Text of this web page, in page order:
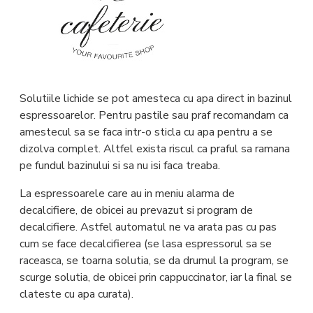
Solutiile lichide se pot amesteca cu apa direct in bazinul
espressoarelor. Pentru pastile sau praf recomandam ca
amestecul sa se faca intr-o sticla cu apa pentru a se
dizolva complet. Altfel exista riscul ca praful sa ramana
pe fundul bazinului si sa nu isi faca treaba.
La espressoarele care au in meniu alarma de
decalcifiere, de obicei au prevazut si program de
decalcifiere. Astfel automatul ne va arata pas cu pas
cum se face decalcifierea (se lasa espressorul sa se
raceasca, se toarna solutia, se da drumul la program, se
scurge solutia, de obicei prin cappuccinator, iar la final se
clateste cu apa curata).